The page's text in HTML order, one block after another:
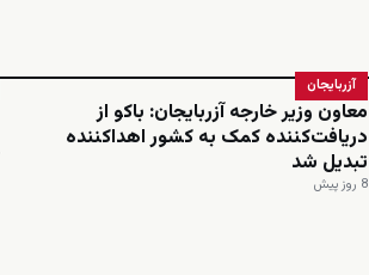
آزربایجان
معاون وزیر خارجه آزربایجان: باکو از
دریافت‌کننده کمک به کشور اهداکننده
تبدیل شد
8 روز پیش